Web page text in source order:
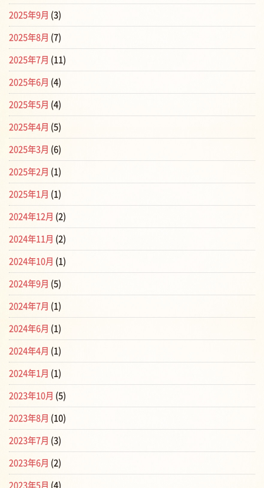
2025年9月 (3)
2025年8月 (7)
2025年7月 (11)
2025年6月 (4)
2025年5月 (4)
2025年4月 (5)
2025年3月 (6)
2025年2月 (1)
2025年1月 (1)
2024年12月 (2)
2024年11月 (2)
2024年10月 (1)
2024年9月 (5)
2024年7月 (1)
2024年6月 (1)
2024年4月 (1)
2024年1月 (1)
2023年10月 (5)
2023年8月 (10)
2023年7月 (3)
2023年6月 (2)
2023年5月 (4)